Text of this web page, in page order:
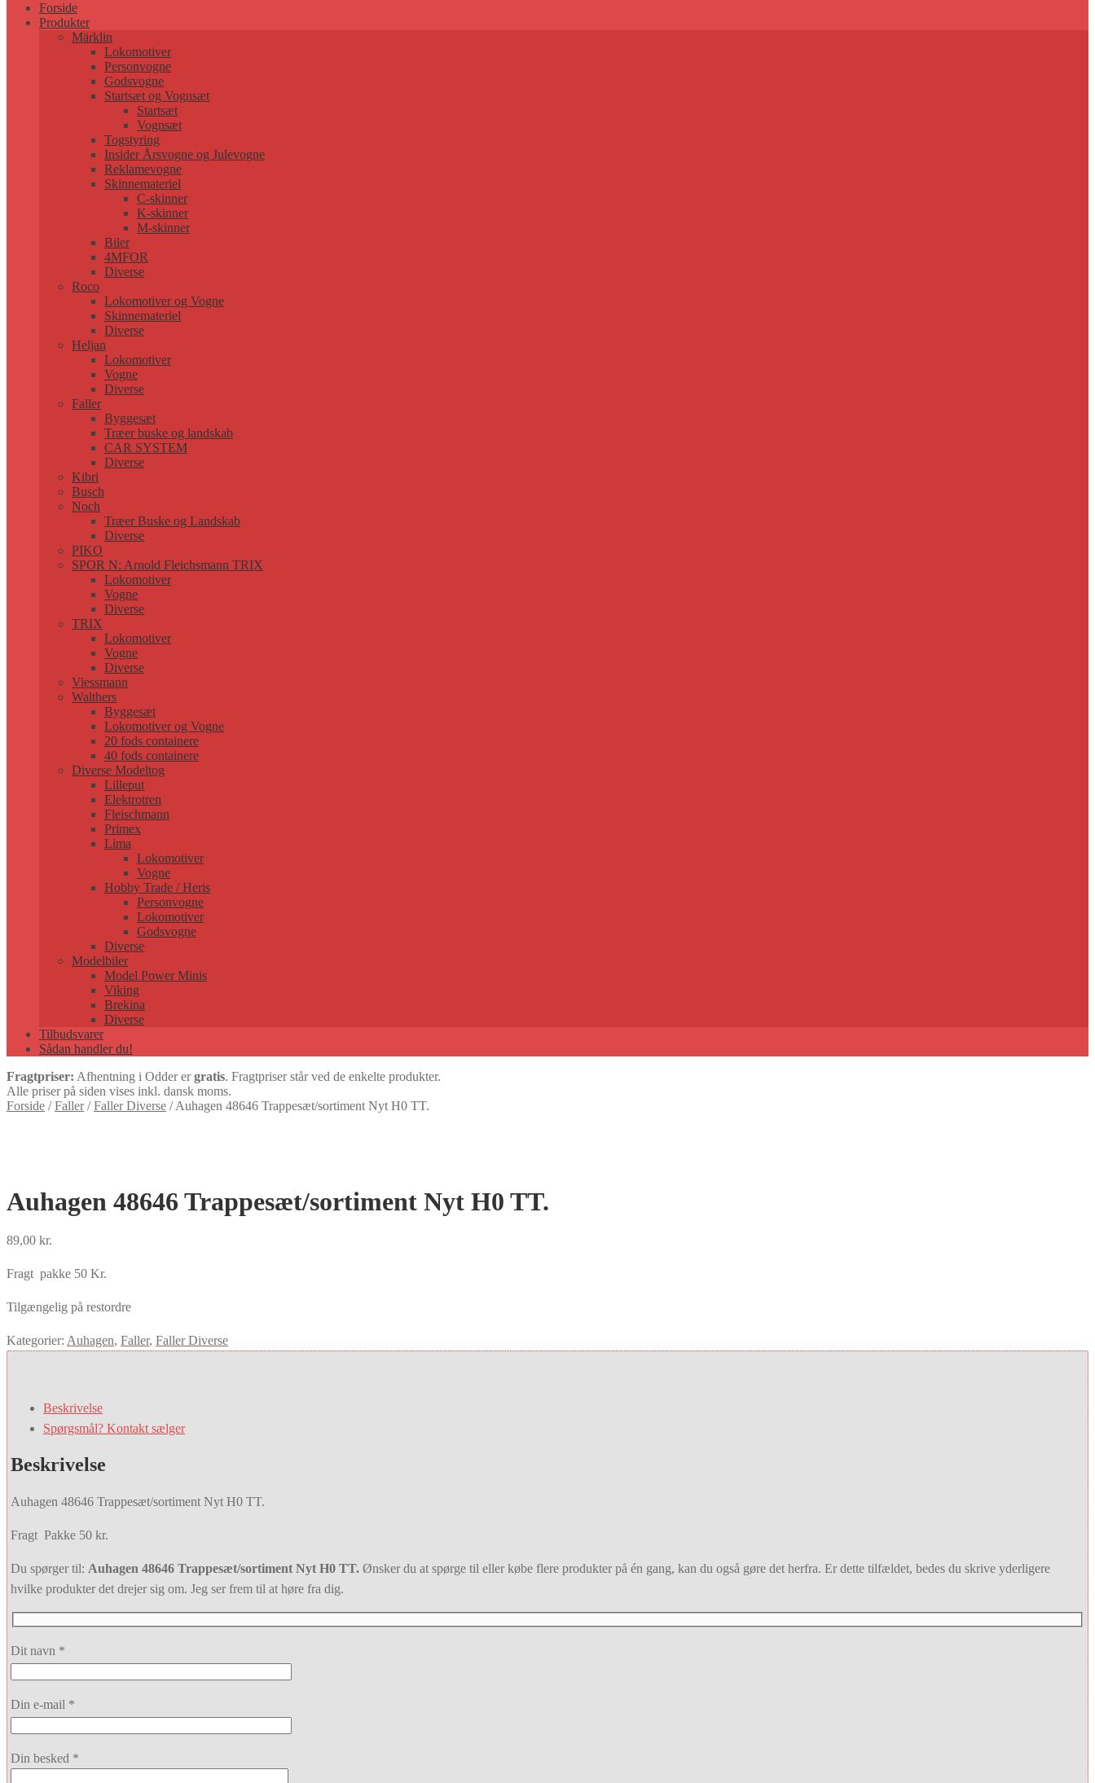
Forside
Produkter
Märklin
Lokomotiver
Personvogne
Godsvogne
Startsæt og Vognsæt
Startsæt
Vognsæt
Togstyring
Insider Årsvogne og Julevogne
Reklamevogne
Skinnemateriel
C-skinner
K-skinner
M-skinner
Biler
4MFOR
Diverse
Roco
Lokomotiver og Vogne
Skinnemateriel
Diverse
Heljan
Lokomotiver
Vogne
Diverse
Faller
Byggesæt
Træer buske og landskab
CAR SYSTEM
Diverse
Kibri
Busch
Noch
Træer Buske og Landskab
Diverse
PIKO
SPOR N: Arnold Fleichsmann TRIX
Lokomotiver
Vogne
Diverse
TRIX
Lokomotiver
Vogne
Diverse
Viessmann
Walthers
Byggesæt
Lokomotiver og Vogne
20 fods containere
40 fods containere
Diverse Modeltog
Lilleput
Elektrotren
Fleischmann
Primex
Lima
Lokomotiver
Vogne
Hobby Trade / Heris
Personvogne
Lokomotiver
Godsvogne
Diverse
Modelbiler
Model Power Minis
Viking
Brekina
Diverse
Tilbudsvarer
Sådan handler du!
Fragtpriser: Afhentning i Odder ergratis. Fragtpriser står ved de enkelte produkter.
Alle priser på siden vises inkl. dansk moms.
Forside /Faller/Faller Diverse /Auhagen 48646 Trappesæt/sortiment Nyt H0 TT.
Auhagen 48646 Trappesæt/sortiment Nyt H0 TT.
89,00 kr.
Fragt pakke 50 Kr.
Tilgængelig på restordre
Kategorier: Auhagen, Faller, Faller Diverse
Beskrivelse
Spørgsmål? Kontakt sælger
Beskrivelse
Auhagen 48646 Trappesæt/sortiment Nyt H0 TT.
Fragt Pakke 50 kr.
Du spørger til: Auhagen 48646 Trappesæt/sortiment Nyt H0 TT. Ønsker du at spørge til eller købe flere produkter på én gang, kan du også gøre det herfra. Er dette tilfældet, bedes du skrive yderligere
hvilke produkter det drejer sig om. Jeg ser frem til at høre fra dig.
Dit navn *
Din e-mail *
Din besked *